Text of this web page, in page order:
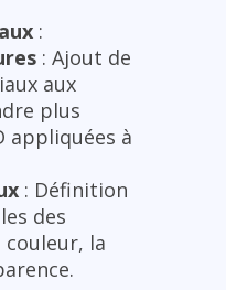
:
: Ajout de
aux
plus
appliquées à
: Définition
des
la